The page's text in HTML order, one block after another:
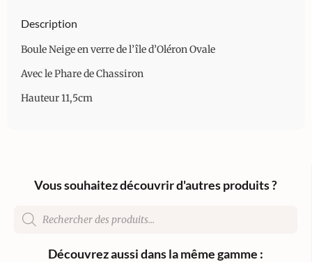
Description
Boule Neige en verre de l’île d’Oléron Ovale
Avec le Phare de Chassiron
Hauteur 11,5cm
Vous souhaitez découvrir d'autres produits ?
Découvrez aussi dans la même gamme :